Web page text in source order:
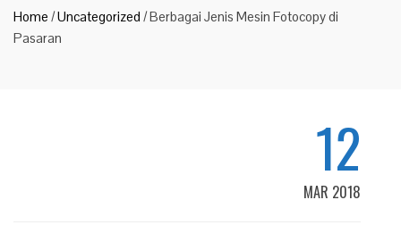
Home /Uncategorized /Berbagai Jenis Mesin Fotocopy di
Pasaran
12
MAR 2018